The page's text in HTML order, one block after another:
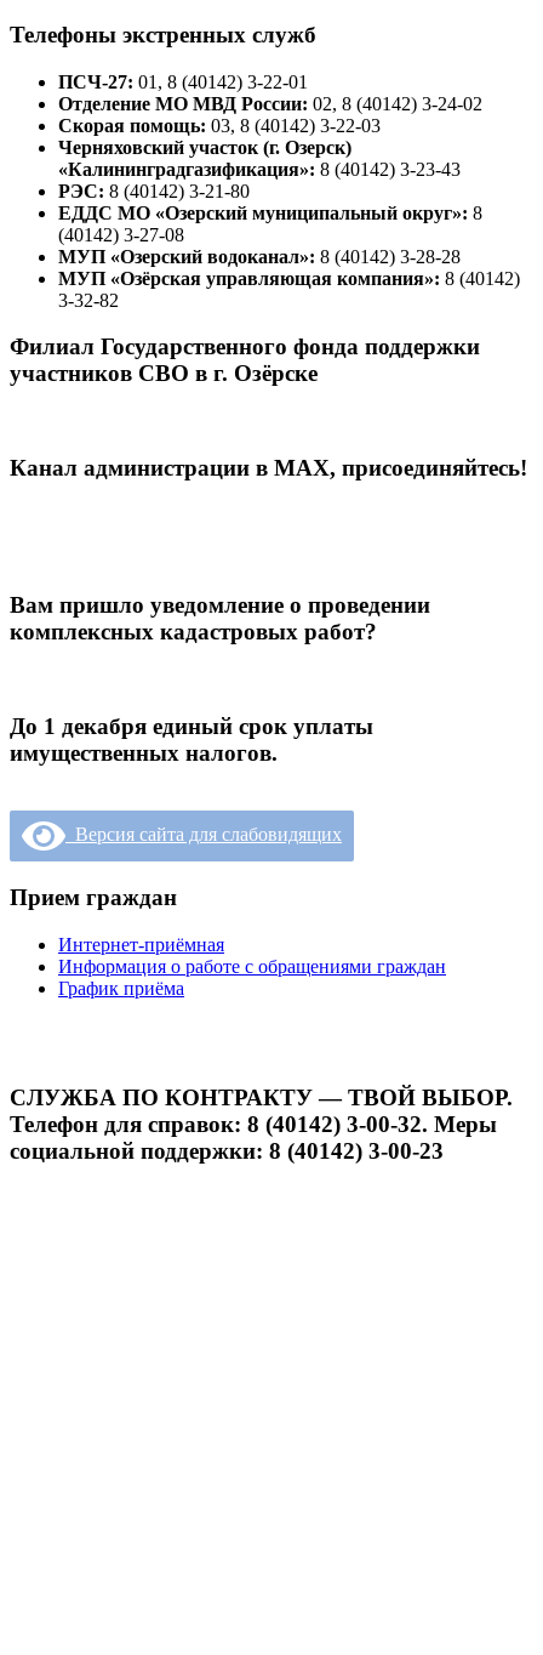
Телефоны экстренных служб
ПСЧ-27: 01, 8 (40142) 3-22-01
Отделение МО МВД России: 02, 8 (40142) 3-24-02
Скорая помощь: 03, 8 (40142) 3-22-03
Черняховский участок (г. Озерск)
«Калининградгазификация»: 8 (40142) 3-23-43
РЭС: 8 (40142) 3-21-80
ЕДДС МО «Озерский муниципальный округ»: 8
(40142) 3-27-08
МУП «Озерский водоканал»: 8 (40142) 3-28-28
МУП «Озёрская управляющая компания»: 8 (40142)
3-32-82
Филиал Государственного фонда поддержки
участников СВО в г. Озёрске
Канал администрации в МАХ, присоединяйтесь!
Вам пришло уведомление о проведении
комплексных кадастровых работ?
До 1 декабря единый срок уплаты
имущественных налогов.
Версия сайта для слабовидящих
Прием граждан
Интернет-приёмная
Информация о работе с обращениями граждан
График приёма
СЛУЖБА ПО КОНТРАКТУ — ТВОЙ ВЫБОР.
Телефон для справок: 8 (40142) 3-00-32. Меры
социальной поддержки: 8 (40142) 3-00-23